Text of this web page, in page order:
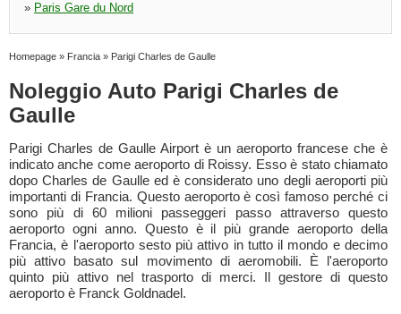
» Paris Gare du Nord
Homepage » Francia » Parigi Charles de Gaulle
Noleggio Auto Parigi Charles de
Gaulle
Parigi Charles de Gaulle Airport è un aeroporto francese che è
indicato anche come aeroporto di Roissy. Esso è stato chiamato
dopo Charles de Gaulle ed è considerato uno degli aeroporti più
importanti di Francia. Questo aeroporto è così famoso perché ci
sono più di 60 milioni passeggeri passo attraverso questo
aeroporto ogni anno. Questo è il più grande aeroporto della
Francia, è l'aeroporto sesto più attivo in tutto il mondo e decimo
più attivo basato sul movimento di aeromobili. È l'aeroporto
quinto più attivo nel trasporto di merci. Il gestore di questo
aeroporto è Franck Goldnadel.